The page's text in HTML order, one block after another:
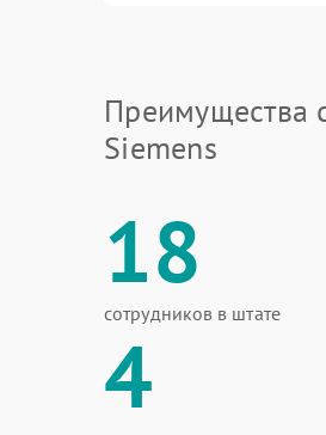
Преимущества
Siemens
18
сотрудников в штате
4